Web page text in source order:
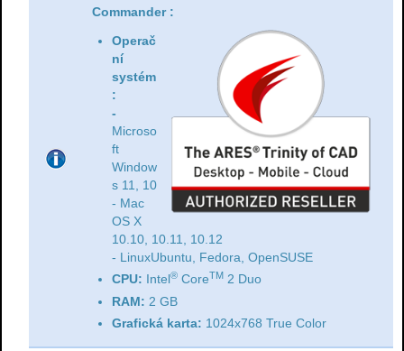
Commander :
Operač
ní
systém
:
-
Microso
ft
Window
s 11, 10
- Mac
OS X
10.10, 10.11, 10.12
- LinuxUbuntu, Fedora, OpenSUSE
CPU: Intel® CoreTM 2 Duo
RAM: 2 GB
Grafická karta: 1024x768 True Color